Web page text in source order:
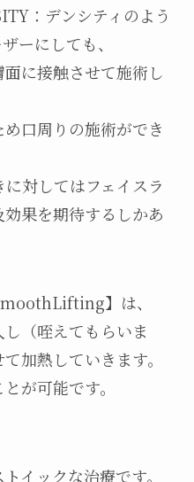
：デンシティのよう
ーにしても、
に接触させて施術し
口周りの施術ができ
対してはフェイスラ
果を期待するしかあ
】は、
（咥えてもらいま
加熱していきます。
が可能です。
イックな治療です。